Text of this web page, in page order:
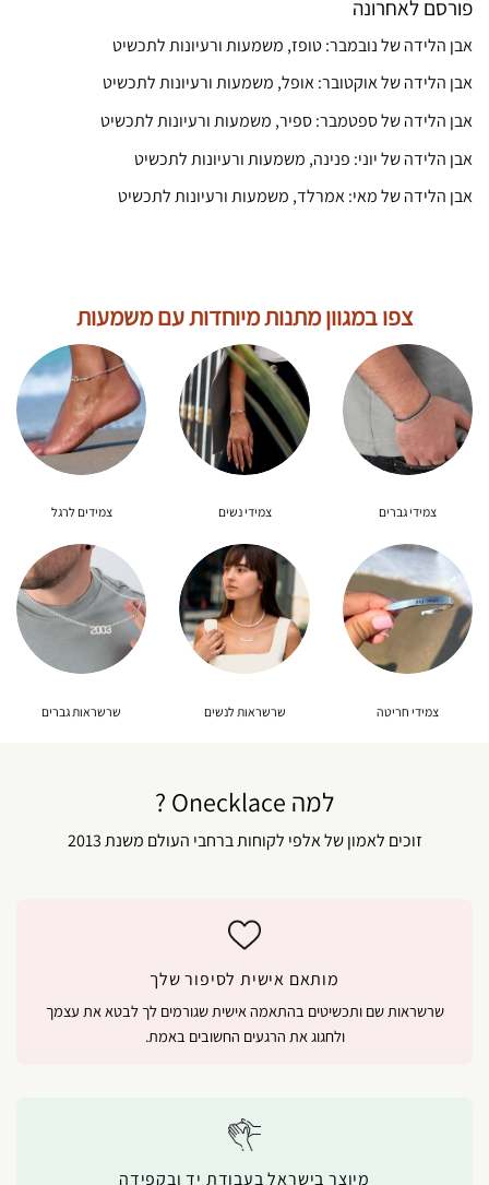
פורסם לאחרונה
אבן הלידה של נובמבר: טופז, משמעות ורעיונות לתכשיט
אבן הלידה של אוקטובר: אופל, משמעות ורעיונות לתכשיט
אבן הלידה של ספטמבר: ספיר, משמעות ורעיונות לתכשיט
אבן הלידה של יוני: פנינה, משמעות ורעיונות לתכשיט
אבן הלידה של מאי: אמרלד, משמעות ורעיונות לתכשיט
צפו במגוון מתנות מיוחדות עם משמעות
צמידי גברים צמידי נשים צמידים לרגל
צמידי חריטה שרשראות לנשים שרשראות גברים
למה Onecklace ?
זוכים לאמון של אלפי לקוחות ברחבי העולם משנת 2013
מותאם אישית לסיפור שלך
שרשראות שם ותכשיטים בהתאמה אישית שגורמים לך לבטא את עצמך
ולחגוג את הרגעים החשובים באמת.
מיוצר בישראל בעבודת יד ובקפידה